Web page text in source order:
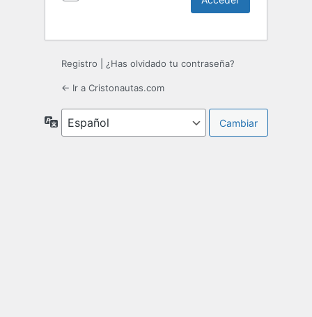
Registro ¿Has olvidado tu contraseña?
← Ir a Cristonautas.com
Idioma